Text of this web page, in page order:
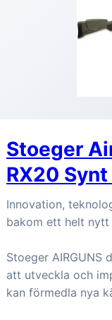
Stoeger
RX20
Innovation,
bakom ett helt nytt
Stoeger AIRGUNS
att utveckla och
kan förmedla nya